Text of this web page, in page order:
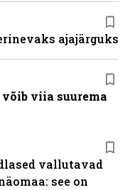
vallutavad
see on
ajajärguks
viia suurema